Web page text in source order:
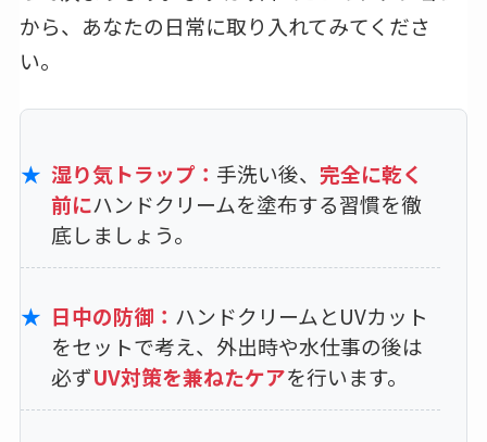
から、あなたの日常に取り入れてみてくださ
い。
湿り気トラップ： 手洗い後、 完全に乾く
前にハンドクリームを塗布する習慣を徹
底しましょう。
日中の防御： ハンドクリームとUVカット
をセットで考え、外出時や水仕事の後は
必ずUV対策を兼ねたケアを行います。